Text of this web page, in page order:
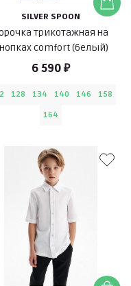
SILVER SPOON
трикотажная на
comfort (белый)
6 590 ₽
128 134 140 146
158
164